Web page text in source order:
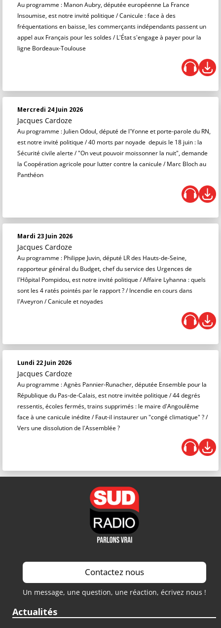
Au programme : Manon Aubry, députée européenne La France
Insoumise, est notre invité politique / Canicule : face à des
fréquentations en baisse, les commerçants indépendants passent un
appel aux Français pour les soldes / L'État s'engage à payer pour la
ligne Bordeaux-Toulouse
Mercredi 24 Juin 2026
Jacques Cardoze
Au programme : Julien Odoul, député de l'Yonne et porte-parole du RN,
est notre invité politique / 40 morts par noyade depuis le 18 juin : la
Sécurité civile alerte / "On veut pouvoir moissonner la nuit", demande
la Coopération agricole pour lutter contre la canicule / Marc Bloch au
Panthéon
Mardi 23 Juin 2026
Jacques Cardoze
Au programme : Philippe Juvin, député LR des Hauts-de-Seine,
rapporteur général du Budget, chef du service des Urgences de
l'Hôpital Pompidou, est notre invité politique / Affaire Lyhanna : quels
sont les 4 ratés pointés par le rapport ? / Incendie en cours dans
l'Aveyron / Canicule et noyades
Lundi 22 Juin 2026
Jacques Cardoze
Au programme : Agnès Pannier-Runacher, députée Ensemble pour la
République du Pas-de-Calais, est notre invitée politique / 44 degrés
ressentis, écoles fermés, trains supprimés : le maire d'Angoulême
face à une canicule inédite / Faut-il instaurer un "congé climatique" ? /
Vers une dissolution de l'Assemblée ?
Contactez nous
Un message, une question, une réaction, écrivez nous !
Actualités